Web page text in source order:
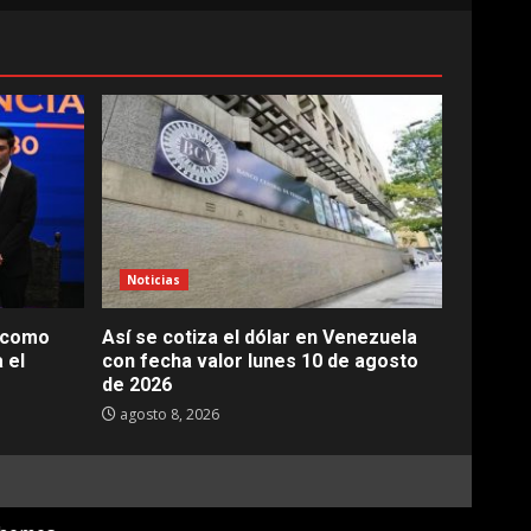
el
Noticias
Así se cotiza el dólar en Venezuela
con fecha valor lunes 10 de agosto
de 2026
agosto 8, 2026